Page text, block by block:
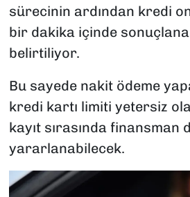
sürecinin ardından kredi
bir dakika içinde
belirtiliyor.
Bu sayede nakit ödeme
kredi kartı limiti yetersiz
kayıt sırasında finansman
yararlanabilecek.